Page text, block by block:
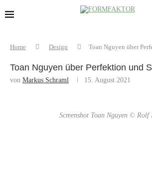
Home Design Toan Nguyen über
Toan Nguyen über Perfektion und
von Markus Schraml 15. August 2021
Screenshot Toan Nguyen © Rolf